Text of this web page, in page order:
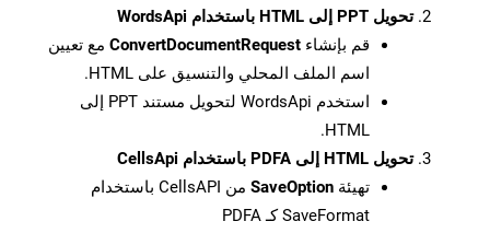
تحويل PPT إلى HTML باستخدام WordsApi
قم بإنشاء ConvertDocumentRequest مع تعيين
اسم الملف المحلي والتنسيق على HTML.
استخدم WordsApi لتحويل مستند PPT إلى
HTML.
تحويل HTML إلى PDFA باستخدام CellsApi
تهيئة SaveOption
من CellsAPI باستخدام
SaveFormat كـ PDFA